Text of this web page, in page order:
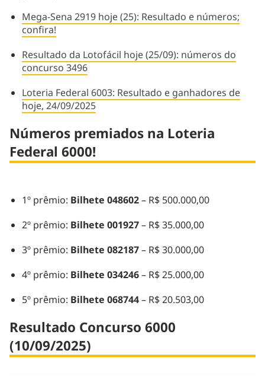
Mega-Sena 2919 hoje (25): Resultado e números;
confira!
Resultado da Lotofácil hoje (25/09): números do
concurso 3496
Loteria Federal 6003: Resultado e ganhadores de
hoje, 24/09/2025
Números premiados na Loteria
Federal 6000!
1º prêmio: Bilhete 048602– R$ 500.000,00
2º prêmio: Bilhete 001927– R$ 35.000,00
3º prêmio: Bilhete 082187– R$ 30.000,00
4º prêmio: Bilhete 034246– R$ 25.000,00
5º prêmio: Bilhete 068744– R$ 20.503,00
Resultado Concurso 6000
(10/09/2025)